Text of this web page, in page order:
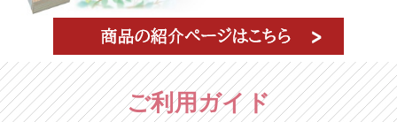
ご利用ガイド